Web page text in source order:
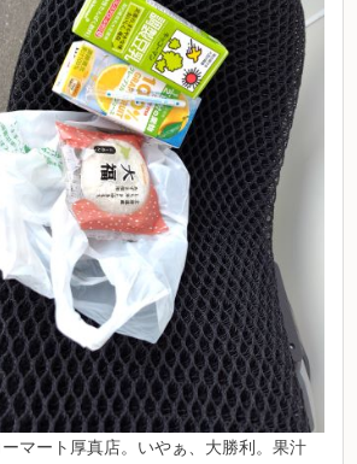
マート厚真店。いやぁ、大勝利。果汁